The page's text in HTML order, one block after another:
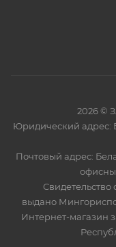
2026 ©
Юридический адрес:
Почтовый адрес:
Свидетельство
выдано
Интернет-магазин